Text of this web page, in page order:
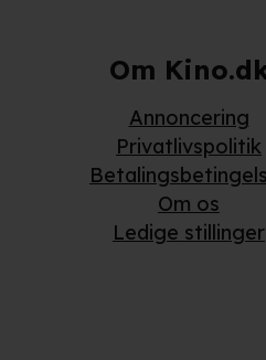
Om
Annoncering
Privatlivspolitik
Om os
Ledige stillinger